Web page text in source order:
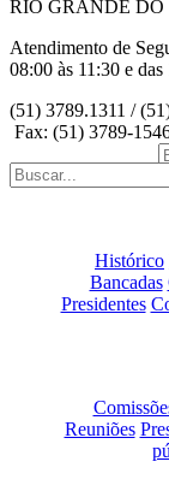
RIO GRANDE DO
Atendimento de
08:00 às 11:30 e
(51) 3789.1311 /
Fax: (51) 3789-
Histórico
Bancadas
Presidentes
Reuniões